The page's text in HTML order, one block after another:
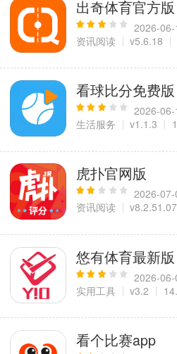
出奇体育官方版
2026-06-
资讯阅读
v5.6.18
看球比分免费版
2026-06-
生活服务
v1.1.3
虎扑官网版
2026-07-
资讯阅读
悠有体育最新版
2026-06-
实用工具
v3.2
看个比赛app